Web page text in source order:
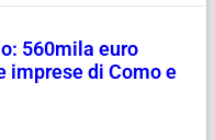
560mila euro
imprese di Como e